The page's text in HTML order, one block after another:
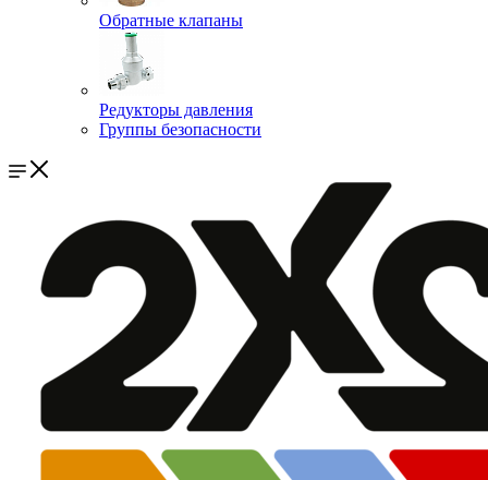
Обратные клапаны
Редукторы давления
Группы безопасности